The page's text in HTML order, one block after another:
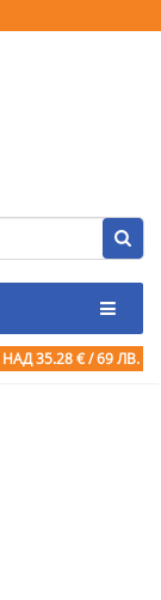
НАД 35.28 € / 69 ЛВ.